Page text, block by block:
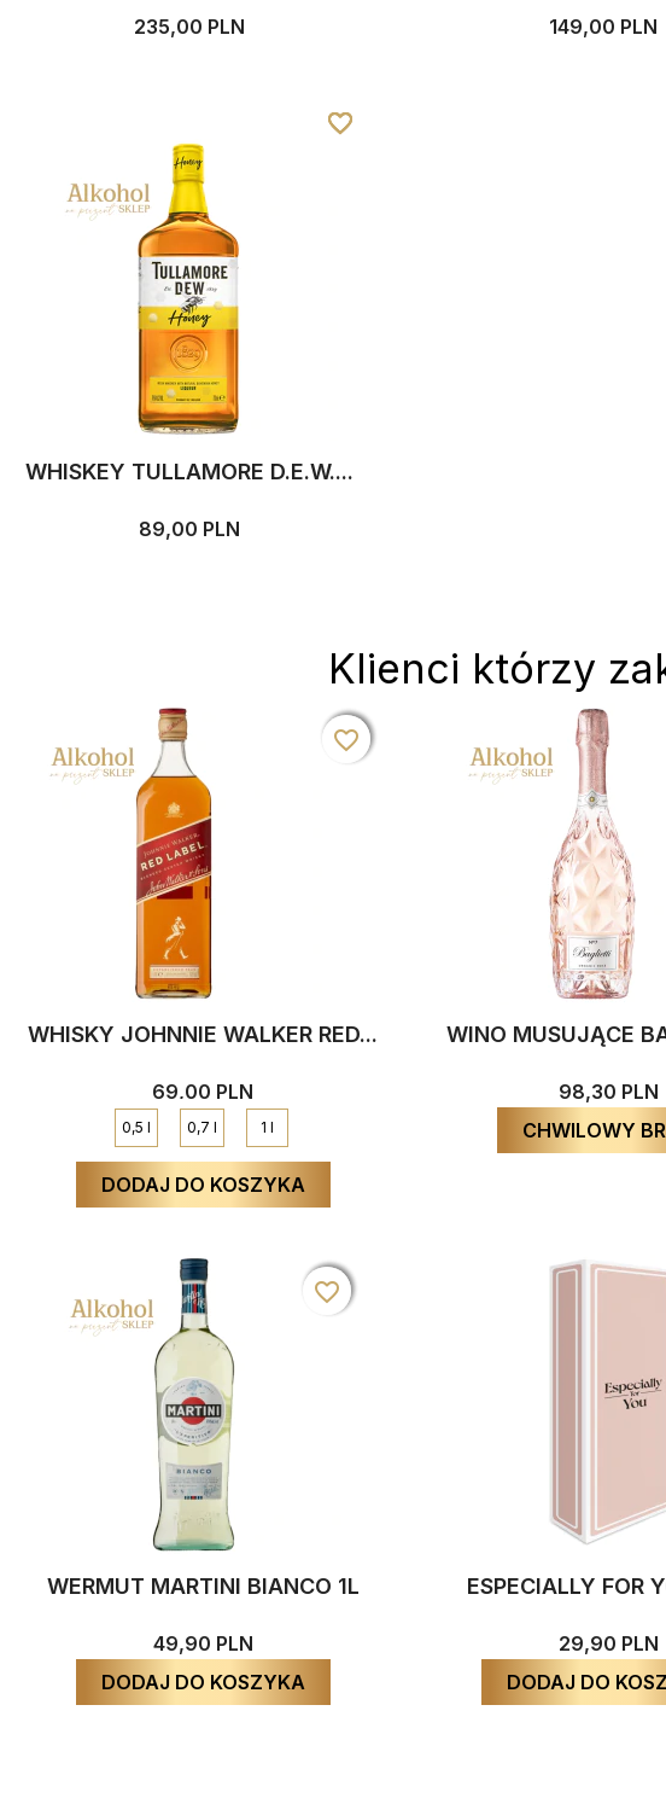
235,00 PLN 149,00 PLN
WHISKEY TULLAMORE D.E.W....
89,00 PLN
favorite_border
favorite_border
favorite_border
Klienci którzy
WHISKY JOHNNIE WALKER RED...
69,00 PLN
0,5 l 0,7 l 1 l
DODAJ DO KOSZYKA
favorite_border
favorite_border
favorite_border
WINO MUSUJĄCE
98,30 PLN
CHWILOWY
WERMUT MARTINI BIANCO 1L
49,90 PLN
DODAJ DO KOSZYKA
favorite_border
favorite_border
favorite_border
ESPECIALLY FOR
29,90 PLN
DODAJ DO